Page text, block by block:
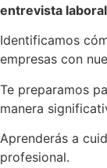
entrevista
Identificamos
empresas con
Te preparamos
manera
Aprenderás a
profesional.